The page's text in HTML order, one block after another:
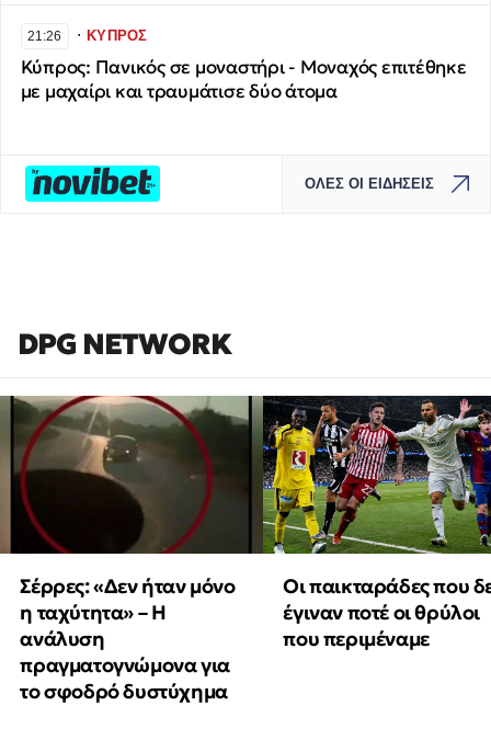
21:26 ∙ΚΥΠΡΟΣ
Κύπρος: Πανικός σε μοναστήρι - Μοναχός επιτέθηκε
με μαχαίρι και τραυμάτισε δύο άτομα
ΟΛΕΣ ΟΙ ΕΙΔΗΣΕΙΣ
DPG NETWORK
Σέρρες: «Δεν ήταν μόνο
η ταχύτητα» – Η
ανάλυση
πραγματογνώμονα για
το σφοδρό δυστύχημα
Οι παικταράδες που
έγιναν ποτέ οι θρύλοι
που περιμέναμε